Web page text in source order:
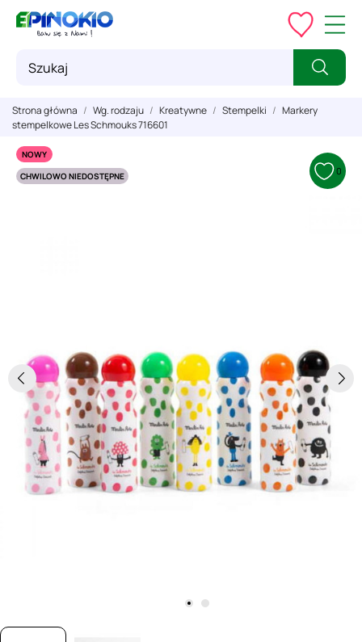
Strona główna Wg. rodzaju Kreatywne Stempelki
Markery
stempelkowe Les Schmouks 716601
NOWY
CHWILOWO NIEDOSTĘPNE
0